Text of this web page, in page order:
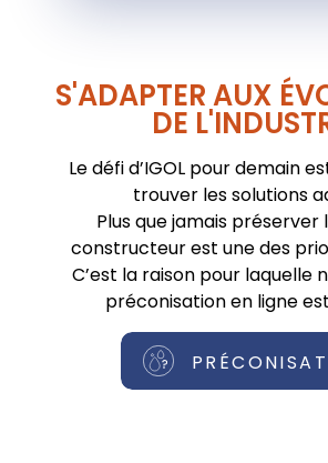
S'ADAPTER AUX
DE
Le défi d’IGOL pour demain
trouver les solutions
Plus que jamais préserver
constructeur est une des
C’est la raison pour laquelle
préconisation en ligne